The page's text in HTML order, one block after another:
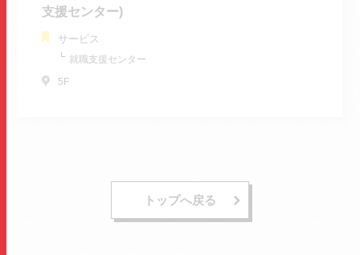
支援センター)
サービス
就職支援センター
5F
トップへ戻る